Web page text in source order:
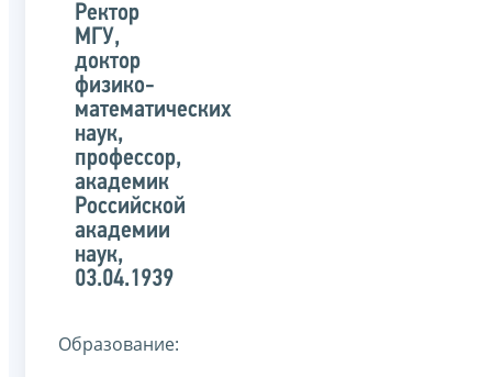
Ректор
МГУ,
доктор
физико-
математических
наук,
профессор,
академик
Российской
академии
наук,
03.04.1939
Образование: